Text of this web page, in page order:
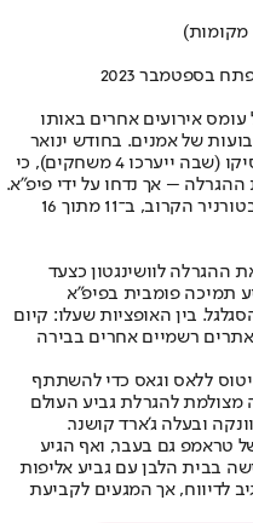
אירועים אחרים באותו
של אמנים. בחודש ינואר
חשף נציג עיר המארחת מונטריי שבמקסיקו (שבה ייערכו 4 משחקים), כי
– אך נדחו על ידי פיפ"א.
ארה"ב צפויה לארח כ־75% מהמשחקים בטורניר הקרוב, ב־11 מתוך 16
ההגרלה לוושינגטון כצעד
תמיכה פומבית בפיפ"א
. בין האופציות שעלו: קיום
רשמיים אחרים בבירה
ללאס וגאס כדי להשתתף
מצולמת להגרלת גביע העולם
ובעלה ג'ארד קושנר.
לצדו של טראמפ גם בעבר, ואף הגיע
בבית הלבן עם גביע אליפות
לדיווח, אך המגעים לקביעת